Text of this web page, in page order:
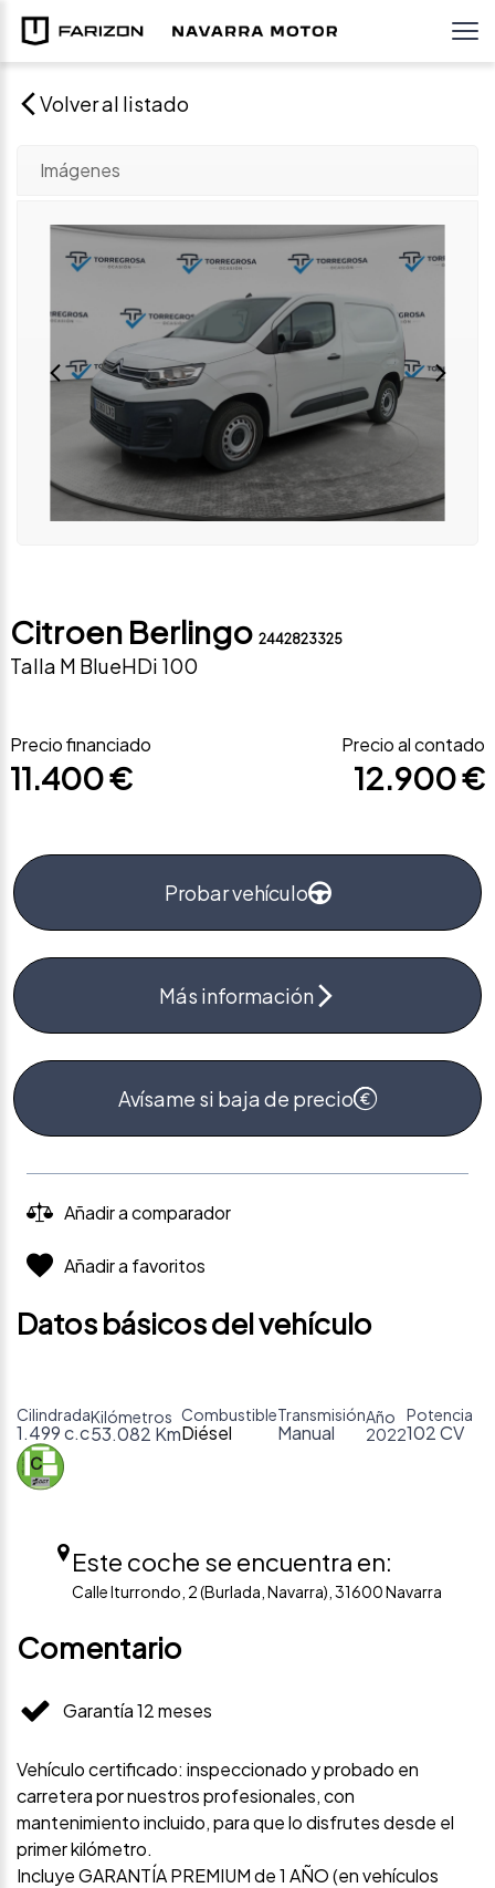
Volver al listado
Imágenes
Citroen Berlingo 2442823325
Talla M BlueHDi 100
Precio financiado
11.400 €
Precio al contado
12.900 €
Probar vehículo
Más información
Avísame si baja de precio
Añadir a comparador
Añadir a favoritos
Datos básicos del vehículo
Cilindrada
1.499 c.c
Kilómetros
53.082 Km
Combustible
Diésel
Transmisión
Manual
Año
2022
Potencia
102 CV
Este coche se encuentra en:
Calle Iturrondo, 2 (Burlada, Navarra), 31600 Navarra
Comentario
Garantía 12 meses
Vehículo certificado: inspeccionado y probado en
carretera por nuestros profesionales, con
mantenimiento incluido, para que lo disfrutes desde el
primer kilómetro.
Incluye GARANTÍA PREMIUM de 1 AÑO (en vehículos